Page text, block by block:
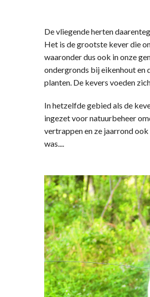
De vliegende herten
Het is de grootste kever die
waaronder dus ook in onze
ondergronds bij eikenhout en
planten. De kevers voeden
In hetzelfde gebied als de
ingezet voor natuurbeheer
vertrappen en ze jaarrond
was....